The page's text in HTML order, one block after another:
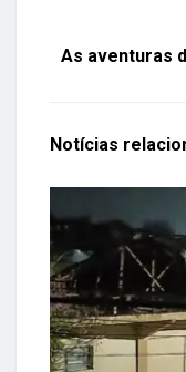
As aventuras
Notícias